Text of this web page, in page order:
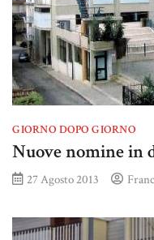
GIORNO DOPO GIORNO
Nuove nomine in
27 Agosto 2013